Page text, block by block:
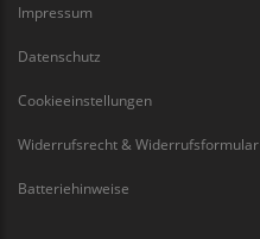
Impressum
Datenschutz
Cookieeinstellungen
Widerrufsrecht & Widerrufsformular
Batteriehinweise